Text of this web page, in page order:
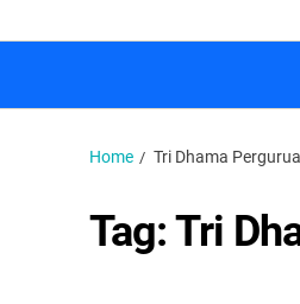
Home Tri Dhama
Tag:Tri